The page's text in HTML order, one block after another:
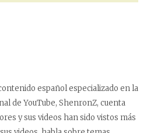
español especializado en la
de YouTube, ShenronZ, cuenta
y sus videos han sido vistos más